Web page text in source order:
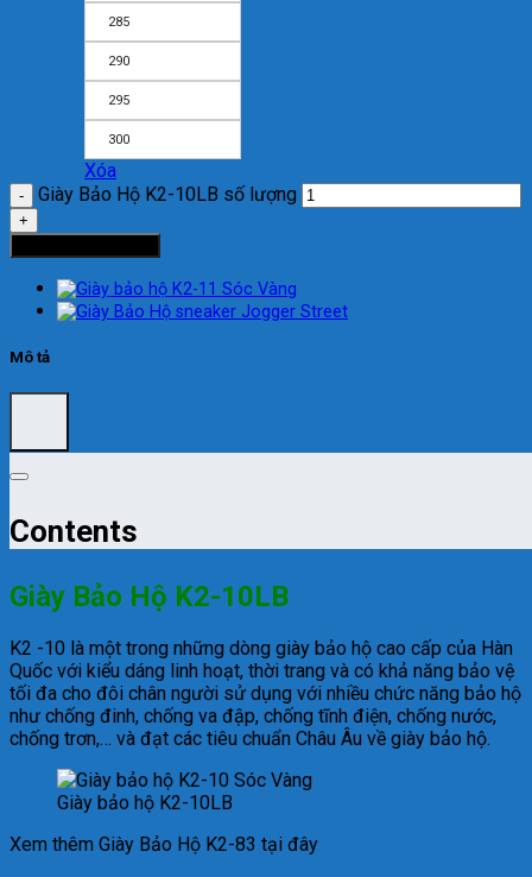
285
290
295
300
Xóa
Giày Bảo Hộ K2-10LB số lượng
Mô tả
Contents
Giày Bảo Hộ K2-10LB
K2 -10 là một trong những dòng giày bảo hộ cao cấp của Hàn
Quốc với kiểu dáng linh hoạt, thời trang và có khả năng bảo vệ
tối đa cho đôi chân người sử dụng với nhiều chức năng bảo hộ
như chống đinh, chống va đập, chống tĩnh điện, chống nước,
chống trơn,… và đạt các tiêu chuẩn Châu Âu về giày bảo hộ.
Giày bảo hộ K2-10LB
Xem thêm Giày Bảo Hộ K2-83 tại đây